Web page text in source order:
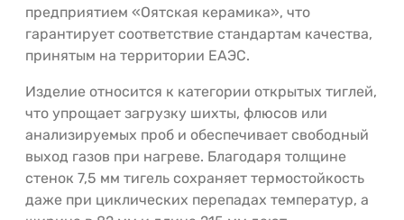
предприятием «Оятская керамика», что
гарантирует соответствие стандартам качества,
принятым на территории ЕАЭС.
Изделие относится к категории открытых тиглей,
что упрощает загрузку шихты, флюсов или
анализируемых проб и обеспечивает свободный
выход газов при нагреве. Благодаря толщине
стенок 7,5 мм тигель сохраняет термостойкость
даже при циклических перепадах температур, а